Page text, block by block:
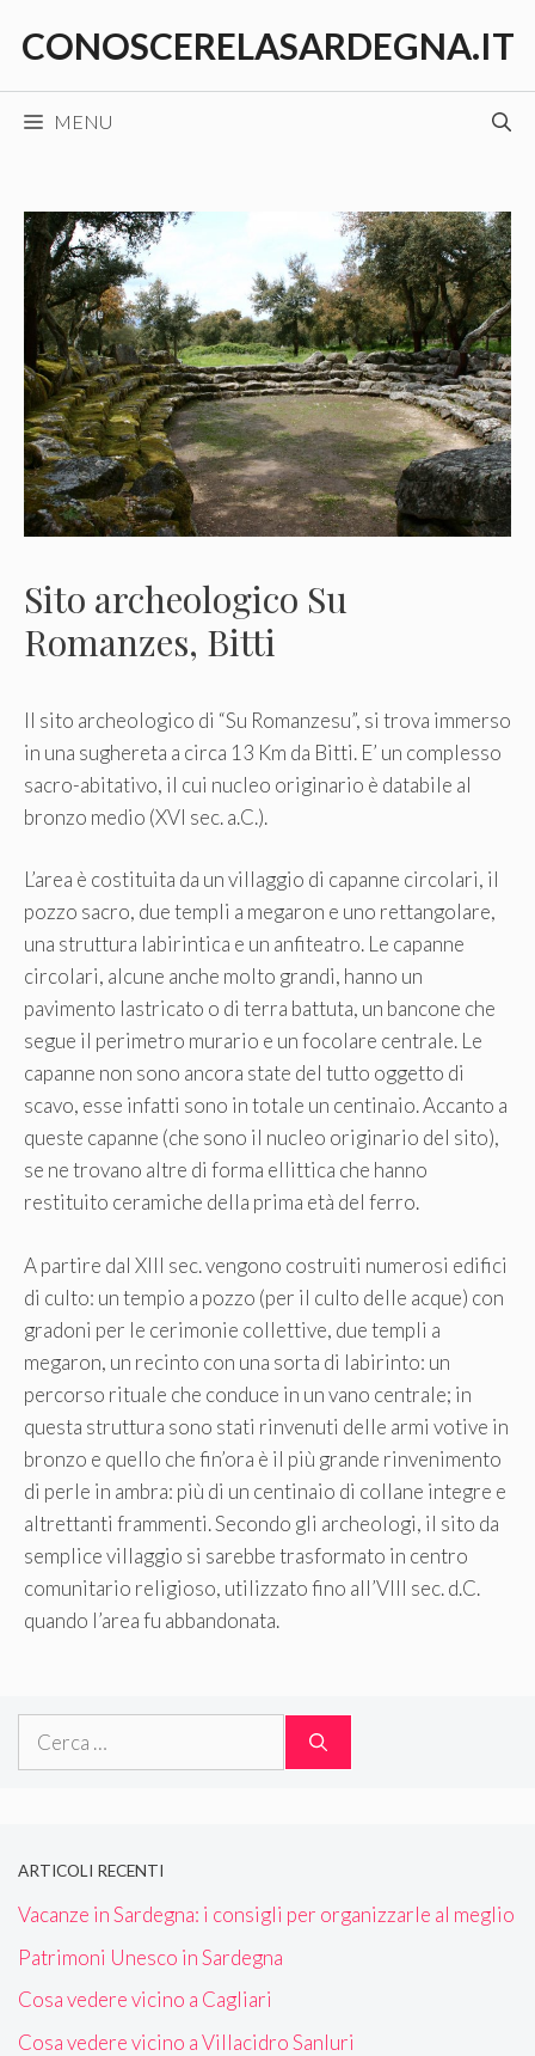
CONOSCERELASARDEGNA.IT
MENU
Sito archeologico Su
Romanzes, Bitti
Il sito archeologico di “Su Romanzesu”, si trova immerso
in una sughereta a circa 13 Km da Bitti. E’ un complesso
sacro-abitativo, il cui nucleo originario è databile al
bronzo medio (XVI sec. a.C.).
L’area è costituita da un villaggio di capanne circolari, il
pozzo sacro, due templi a megaron e uno rettangolare,
una struttura labirintica e un anfiteatro. Le capanne
circolari, alcune anche molto grandi, hanno un
pavimento lastricato o di terra battuta, un bancone che
segue il perimetro murario e un focolare centrale. Le
capanne non sono ancora state del tutto oggetto di
scavo, esse infatti sono in totale un centinaio. Accanto a
queste capanne (che sono il nucleo originario del sito),
se ne trovano altre di forma ellittica che hanno
restituito ceramiche della prima età del ferro.
A partire dal XIII sec. vengono costruiti numerosi edifici
di culto: un tempio a pozzo (per il culto delle acque) con
gradoni per le cerimonie collettive, due templi a
megaron, un recinto con una sorta di labirinto: un
percorso rituale che conduce in un vano centrale; in
questa struttura sono stati rinvenuti delle armi votive in
bronzo e quello che fin’ora è il più grande rinvenimento
di perle in ambra: più di un centinaio di collane integre e
altrettanti frammenti. Secondo gli archeologi, il sito da
semplice villaggio si sarebbe trasformato in centro
comunitario religioso, utilizzato fino all’VIII sec. d.C.
quando l’area fu abbandonata.
Ricerca
ARTICOLI RECENTI
Vacanze in Sardegna: i consigli per organizzarle al meglio
Patrimoni Unesco in Sardegna
Cosa vedere vicino a Cagliari
Cosa vedere vicino a Villacidro Sanluri